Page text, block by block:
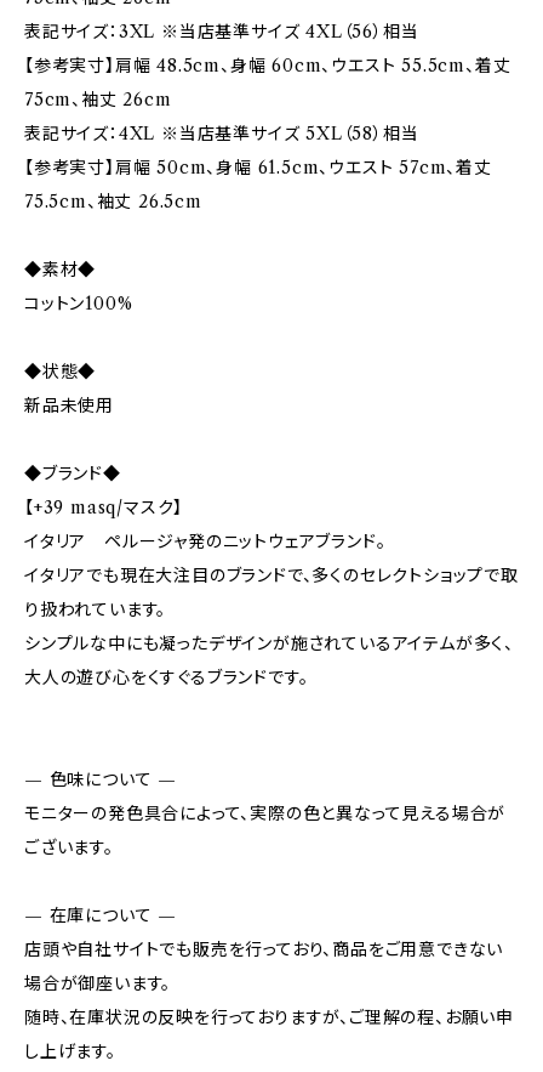
表記サイズ：3XL ※当店基準サイズ 4XL（56）相当
【参考実寸】肩幅 48.5cm、身幅 60cm、ウエスト 55.5cm、着丈
75cm、袖丈 26cm
表記サイズ：4XL ※当店基準サイズ 5XL（58）相当
【参考実寸】肩幅 50cm、身幅 61.5cm、ウエスト 57cm、着丈
75.5cm、袖丈 26.5cm
◆素材◆
コットン100%
◆状態◆
新品未使用
◆ブランド◆
【+39 masq/マスク】
イタリア ペルージャ発のニットウェアブランド。
イタリアでも現在大注目のブランドで、多くのセレクトショップで取
り扱われています。
シンプルな中にも凝ったデザインが施されているアイテムが多く、
大人の遊び心をくすぐるブランドです。
— 色味について —
モニターの発色具合によって、実際の色と異なって見える場合が
ございます。
— 在庫について —
店頭や自社サイトでも販売を行っており、商品をご用意できない
場合が御座います。
随時、在庫状況の反映を行っておりますが、ご理解の程、お願い申
し上げます。